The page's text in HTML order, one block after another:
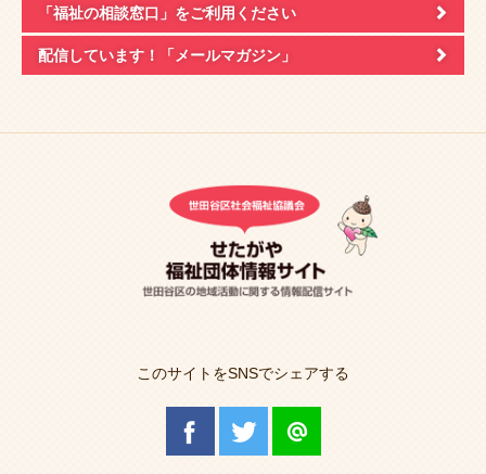
「福祉の相談窓口」 をご利用ください
配信しています！ 「メールマガジン」
このサイトをSNSでシェアする